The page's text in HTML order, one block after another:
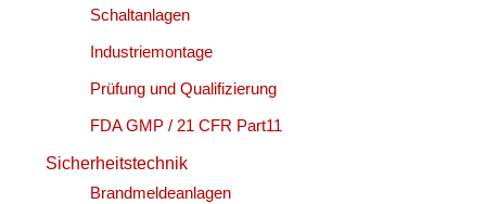
Schaltanlagen
Industriemontage
Prüfung und Qualifizierung
FDA GMP / 21 CFR Part11
Sicherheitstechnik
Brandmeldeanlagen